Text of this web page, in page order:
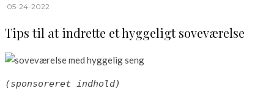
·05-24-2022
Tips til at indrette et hyggeligt soveværelse
(sponsoreret indhold)